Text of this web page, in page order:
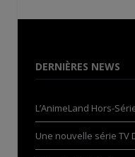
DERNIÈRES NEWS
L’AnimeLand Hors-
Une nouvelle série TV